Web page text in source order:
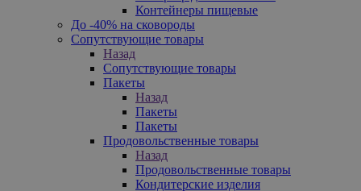
Контейнеры пищевые
До -40% на сковороды
Сопутствующие товары
Назад
Сопутствующие товары
Пакеты
Назад
Пакеты
Пакеты
Продовольственные товары
Назад
Продовольственные товары
Кондитерские изделия